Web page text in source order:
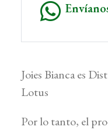
Joies Bianca es
Lotus
Por lo tanto, el